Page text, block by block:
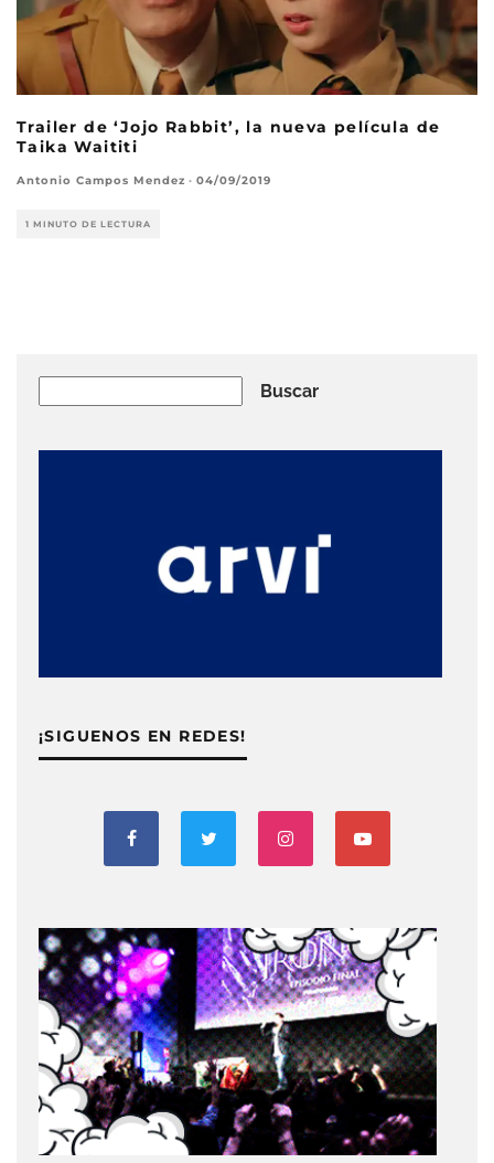
Trailer de ‘Jojo Rabbit’, la nueva película de
Taika Waititi
Antonio Campos Mendez · 04/09/2019
1 MINUTO DE LECTURA
Buscar
¡SIGUENOS EN REDES!